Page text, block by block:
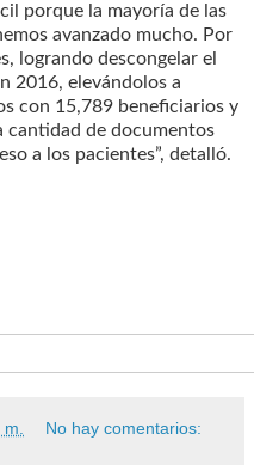
porque la mayoría de las
avanzado mucho. Por
logrando descongelar el
2016, elevándolos a
con 15,789 beneficiarios y
de documentos
a los pacientes”, detalló.
m. No hay comentarios: